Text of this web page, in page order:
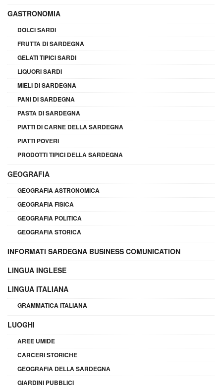
GASTRONOMIA
DOLCI SARDI
FRUTTA DI SARDEGNA
GELATI TIPICI SARDI
LIQUORI SARDI
MIELI DI SARDEGNA
PANI DI SARDEGNA
PASTA DI SARDEGNA
PIATTI DI CARNE DELLA SARDEGNA
PIATTI POVERI
PRODOTTI TIPICI DELLA SARDEGNA
GEOGRAFIA
GEOGRAFIA ASTRONOMICA
GEOGRAFIA FISICA
GEOGRAFIA POLITICA
GEOGRAFIA STORICA
INFORMATI SARDEGNA BUSINESS COMUNICATION
LINGUA INGLESE
LINGUA ITALIANA
GRAMMATICA ITALIANA
LUOGHI
AREE UMIDE
CARCERI STORICHE
GEOGRAFIA DELLA SARDEGNA
GIARDINI PUBBLICI